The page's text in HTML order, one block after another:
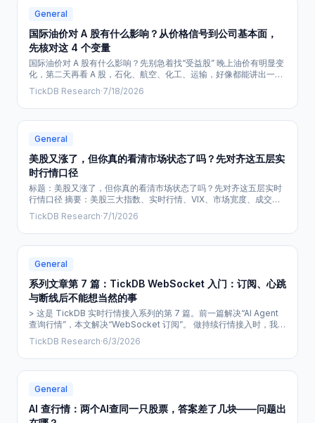
General
国际油价对 A 股有什么影响？从价格信号到公司基本面，
先核对这 4 个变量
国际油价对 A 股有什么影响？先别急着找“受益股” 晚上油价有明显变
化，第二天再看 A 股，石化、航空、化工、运输，好像都能讲出一套
理由。 问题通常不在理由不够多，而在第一步走得太快：一条外盘报
价刚动，就急着把它翻译成某个板块的涨跌。 油价只是一个信号。要
把它变成一条能讨论的研究线索，中间至少隔着四层：你看的价格是
什么；它对应哪个时间点；公司实际暴露在哪；同一时段还有没有别
TickDB Research·7/18/2026
General
美股又涨了，但你真的看清市场状态了吗？先对齐这五层实
时行情口径
标题：美股又涨了，但你真的看清市场状态了吗？先对齐这五层实时
行情口径 摘要：美股三大指数、实时行情、VIX、市场宽度、成交量
——这些数字每天都在变，但指数上涨不等于整个市场都在走强。这
篇文章不讲美股接下来是涨是跌，只给你一套五层口径的检查框架：
哪个指数在涨？多少股票在涨？波动率有没有下来？成交量支不支
持？你看的数据是哪个时间窗口的快照？把数据口径对齐，再谈市场
TickDB Research·7/1/2026
General
系列文章第 7 篇：TickDB WebSocket 入门：订阅、心跳
与断线后不能想当然的事
> 这是 TickDB 实时行情接入系列的第 7 篇。前一篇解决“AI Agent
查询行情”，本文解决“WebSocket 订阅”。 做持续行情接入时，我最
早踩过的判断误区是：只要 WebSocket 已连接、控制台也打印了几
条消息，就把链路视为完成。 实际上，连接只是起点。一个最小但合
格的验证流程，至少需要回答四个问题： 1. 客户端是否按正确结构发
出了订阅。 2. 客户端是否维持了服务端约定
TickDB Research·6/3/2026
General
AI 查行情：两个AI查同一只股票，答案差了几块——问题出